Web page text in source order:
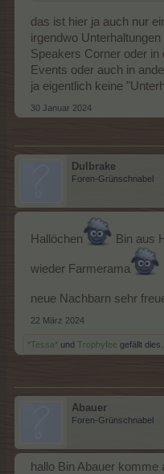
das ist hier ja auch nur
irgendwo
Speakers Corner oder
Events oder auch in
ja eigentlich keine
30 Januar 2024
Dulbrake
Foren-Grünschnabel
Hallöchen Bin aus
wieder Farmerama
neue Nachbarn sehr
22 März 2024
*Tessa* und Trophyfee gefällt dies.
Abauer
Foren-Grünschnabel
hallo Bin Abauer